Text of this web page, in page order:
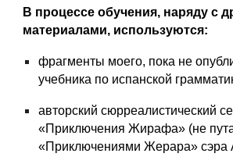
В процессе обучения, наряду с
материалами, используются:
фрагменты моего, пока не
учебника по испанской
авторский сюрреалистический
«Приключения Жирафа» (не
«Приключениями Жерара» сэра